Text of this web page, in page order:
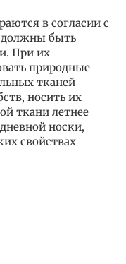
в согласии с
должны быть
При их
природные
тканей
носить их
ткани летнее
носки,
свойствах